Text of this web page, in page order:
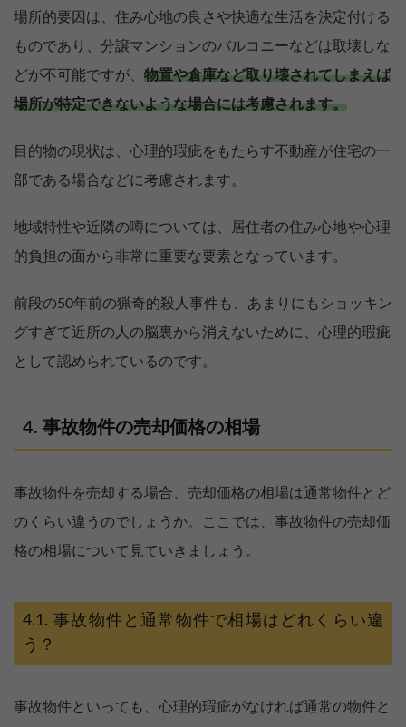
場所的要因は、住み心地の良さや快適な生活を決定付ける
ものであり、分譲マンションのバルコニーなどは取壊しな
どが不可能ですが、 物置や倉庫など取り壊されてしまえば
場所が特定できないような場合には考慮されます。
目的物の現状は、心理的瑕疵をもたらす不動産が住宅の一
部である場合などに考慮されます。
地域特性や近隣の噂については、居住者の住み心地や心理
的負担の面から非常に重要な要素となっています。
前段の50年前の猟奇的殺人事件も、あまりにもショッキン
グすぎて近所の人の脳裏から消えないために、心理的瑕疵
として認められているのです。
事故物件の売却価格の相場
事故物件を売却する場合、売却価格の相場は通常物件とど
のくらい違うのでしょうか。ここでは、事故物件の売却価
格の相場について見ていきましょう。
事故物件と通常物件で相場はどれくらい違
う？
事故物件といっても、心理的瑕疵がなければ通常の物件と